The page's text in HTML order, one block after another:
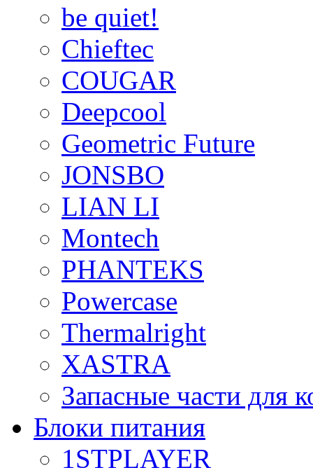
be quiet!
Chieftec
COUGAR
Deepcool
Geometric Future
JONSBO
LIAN LI
Montech
PHANTEKS
Powercase
Thermalright
XASTRA
Запасные части для
Блоки питания
1STPLAYER